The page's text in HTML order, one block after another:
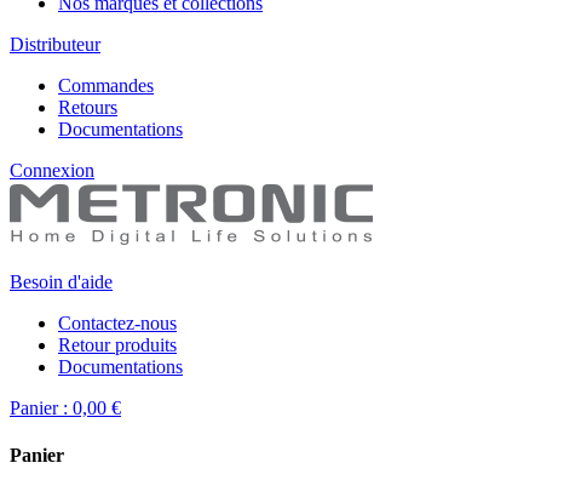
Distributeur
Commandes
Retours
Documentations
Connexion
Besoin d'aide
Contactez-nous
Retour produits
Documentations
Panier : 0,00 €
Panier